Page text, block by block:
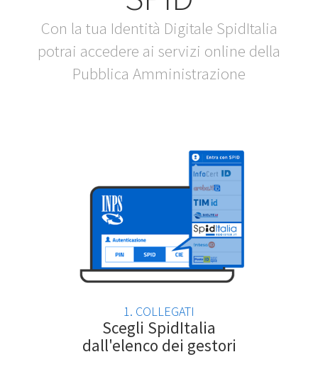
Con la tua Identità Digitale SpidItalia
potrai accedere ai servizi online della
Pubblica Amministrazione
1. COLLEGATI
Scegli SpidItalia
dall'elenco dei gestori